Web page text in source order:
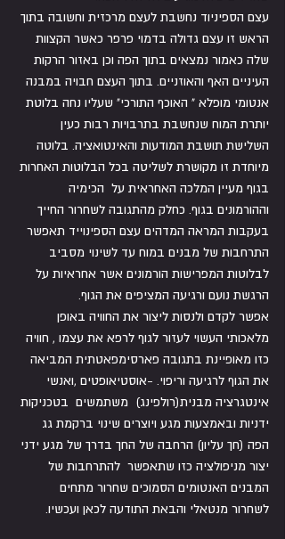
עצם הספיניוד נחשבת לעצם מרכזית וחשובה בתוך
הראש זו עצם גדולה בדמוי פרפר כאשר הקצוות
שלה כאמור נמצאים בתוך הפה וכן באזור הרקות
העיניים האף והאוזניים. בתוך העצם חבויה במבנה
אנטומי מופלא " האוכף התורכי" שעליו נחה בלוטת
יותרת המוח שנחשבת בתרבויות רבות כעין
השלישת תושבת המודעות והאינטואציה. בלוטה
מיוחדת זו מקושרת לשליטה בכל הבלוטות האחרות
בגוף מעיין המלכה האחראית על  הכימיה
וההורמונים בגוף. כחלק מהתגובה לשחרור החייך
בעקבות המראה המדהים עצם הספינוייד תאפשר
התרחבות של מבנים במוח עד לשינוי מסביב
לבלוטות המפרישות הורמונים אשר אחראיות על
הרגשת נועם ורגיעה המציפים את הגוף.
אפשר לקדם ולנסות ליצור את החוויה באופן
מלאכותי העשוי לעזור לגוף לרפא את עצמו , חוויה
כזו מאופיינת בתגובה פארסימפאטתית המביאה
את הגוף לרגיעה וריפוי. -אוסטיאופטים ,ואנשי
אינטגרציה מבנית(רולפינג)  משתמשים  בטכניקות
ידניות ובאמצעות מגע ויוצרים שינוי ברקמת גג
הפה (חך עליון) הרחבה של החך בדרך של מגע ידני
יצור מניפולציה כזו שתאפשר  להתרחבות של
המבנים האנטומים הסמוכים שחרור מתחים
לשחרור מנטאלי והבאת התודעה לכאן ועכשיו.